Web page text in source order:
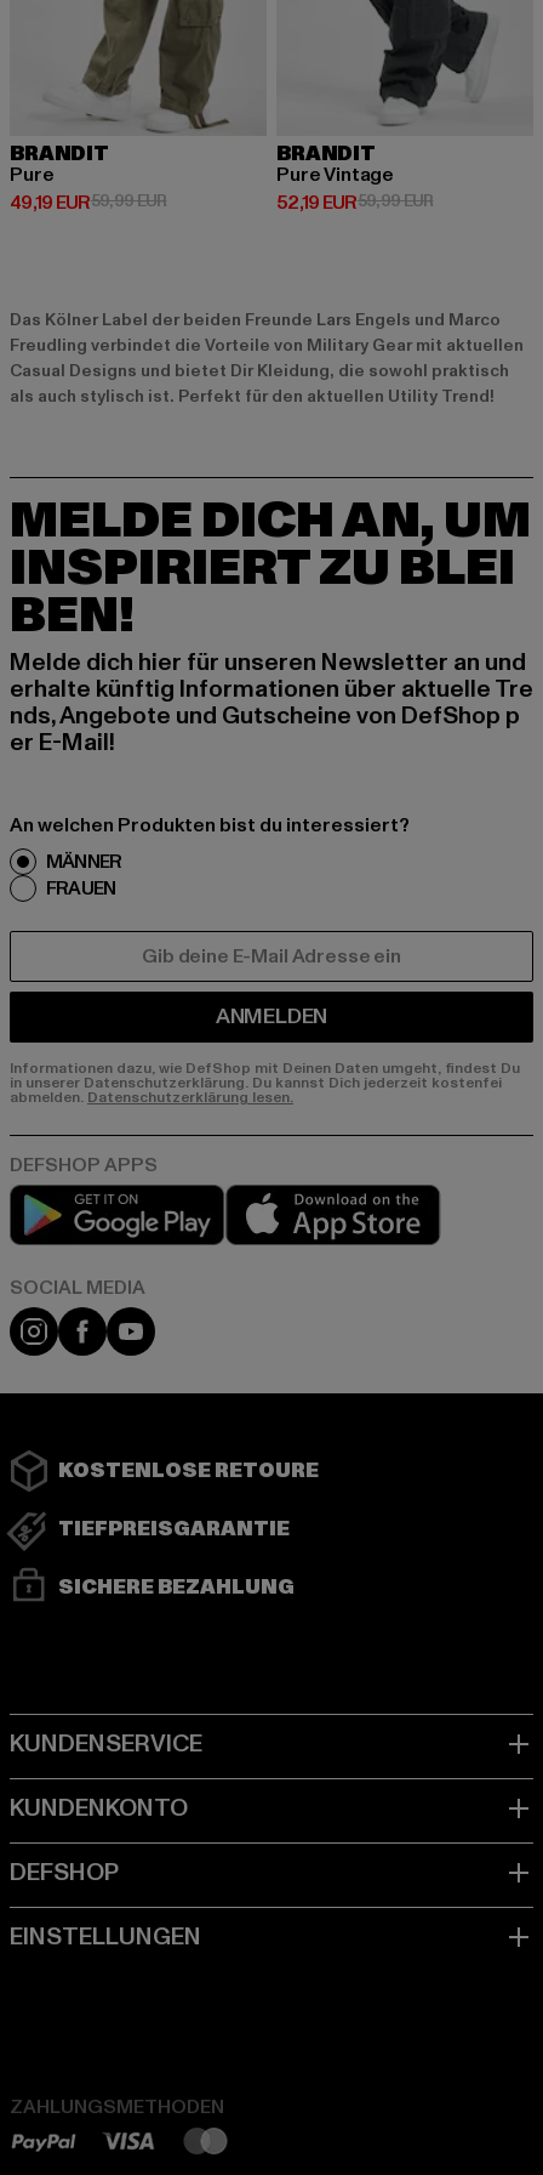
BRANDIT
Pure
49,19 EUR
Derzeitiger Preis: 49,19 EUR
59,99 EURAktionspreis: 59,99 EUR
BRANDIT
Pure Vintage
52,19 EUR
Derzeitiger Preis: 52,19 EUR
59,99 EURAktionspreis:
Das Kölner Label der beiden Freunde Lars Engels und Marco
Freudling verbindet die Vorteile von Military Gear mit aktuellen
Casual Designs und bietet Dir Kleidung, die sowohl praktisch
als auch stylisch ist. Perfekt für den aktuellen Utility Trend!
MELDE DICH AN, UM
INSPIRIERT ZU BLEI
BEN!
Melde dich hier für unseren Newsletter an und
erhalte künftig Informationen über aktuelle Tre
nds, Angebote und Gutscheine von DefShop p
er E-Mail!
An welchen Produkten bist du interessiert?
MÄNNER
FRAUEN
ANMELDEN
Informationen dazu, wie DefShop mit Deinen Daten umgeht, findest Du
in unserer Datenschutzerklärung. Du kannst Dich jederzeit kostenfei
abmelden. Datenschutzerklärung lesen.
Play market
Instagram
FacebookYouTube
KOSTENLOSE RETOURE
TIEFPREISGARANTIE
SICHERE BEZAHLUNG
ZAHLUNGSMETHODEN